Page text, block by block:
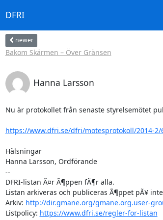
DFRI
newer
Bakom Skärmen – Över Gränsen
Hanna Larsson
Nu är protokollet från senaste styrelsemötet
https://www.dfri.se/dfri/motesprotokoll/2014-2/
Hälsningar
Hanna Larsson, Ordförande
--
DFRI-listan Ã¤r Ã¶ppen fÃ¶r alla.
Listan arkiveras och publiceras Ã¶ppet pÃ¥
Arkiv: http://dir.gmane.org/gmane.org.user-
Listpolicy: https://www.dfri.se/regler-for-listan